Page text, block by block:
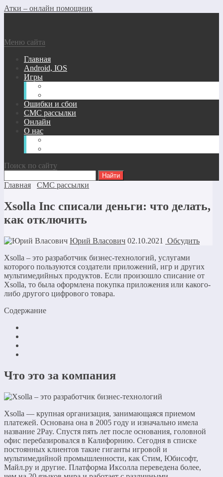
Атки – онлайн помощник
Меню сайта
Главная
Android, IOS
Игры
Ошибки и сбои
СМС рассылки
Онлайн
О нас
Поиск по сайту
Главная СМС рассылки
Xsolla Inc списали деньги: что делать,
как отключить
Юрий Власович 02.10.2021
Обсудить
Xsolla – это разработчик бизнес-технологий, услугами
которого пользуются создатели приложений, игр и других
мультимедийных продуктов. Если произошло списание от
Xsolla, то была оформлена покупка приложения или какого-
либо другого цифрового товара.
Содержание
Что это за компания
Xsolla — крупная организация, занимающаяся приемом
платежей. Основана она в 2005 году и изначально имела
название 2Pay. Спустя пять лет после основания, головной
офис перебазировался в Калифорнию. Сегодня в списке
постоянных клиентов такие гиганты игровой и
мультимедийной промышленности, как Стим, Юбисофт,
Майл.ру и другие. Платформа Иксолла переведена более,